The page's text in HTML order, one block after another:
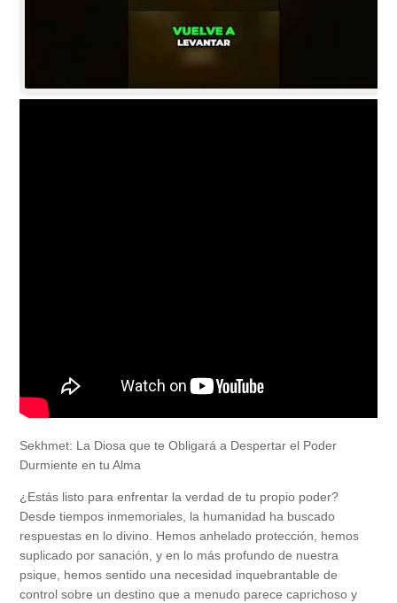
Sekhmet: La Diosa que te Obligará a Despertar el Poder
Durmiente en tu Alma
¿Estás listo para enfrentar la verdad de tu propio poder?
Desde tiempos inmemoriales, la humanidad ha buscado
respuestas en lo divino. Hemos anhelado protección, hemos
suplicado por sanación, y en lo más profundo de nuestra
psique, hemos sentido una necesidad inquebrantable de
control sobre un destino que a menudo parece caprichoso y